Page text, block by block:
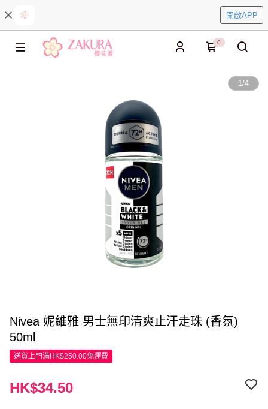
開啟APP
0
1/4
Nivea 妮維雅 男士無印清爽止汗走珠 (香氛)
50ml
送貨上門滿HK$250.00免運費
HK$34.50